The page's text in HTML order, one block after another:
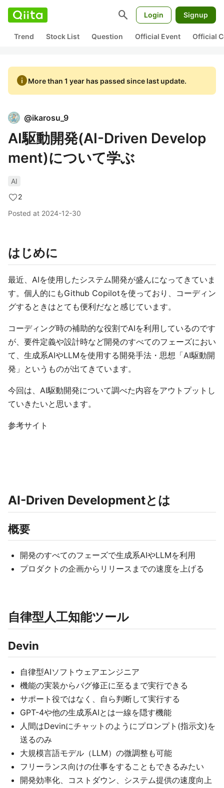
search Login Signup
Trend Stock List Question Official Event Official
infoMore than 1 year has passed since last update.
@ikarosu_9
AI駆動開発(AI-Driven Develop
ment)について学ぶ
AI
2
Posted at 2024-12-30
はじめに
最近、AIを使用したシステム開発が盛んになってきていま
す。個人的にもGithub Copilotを使っており、コーディン
グするときはとても便利だなと感じています。
コーディング時の補助的な役割でAIを利用しているのです
が、要件定義や設計時など開発のすべてのフェーズにおい
て、生成系AIやLLMを使用する開発手法・思想「AI駆動開
発」というものが出てきています。
今回は、AI駆動開発について調べた内容をアウトプットし
ていきたいと思います。
参考サイト
AI-Driven Developmentとは
概要
開発のすべてのフェーズで生成系AIやLLMを利用
プロダクトの企画からリリースまでの速度を上げる
自律型人工知能ツール
Devin
自律型AIソフトウェアエンジニア
機能の実装からバグ修正に至るまで実行できる
サポート役ではなく、自ら判断して実行する
GPT-4や他の生成系AIとは一線を隠す機能
人間はDevinにチャットのようにプロンプト(指示文)を
送るのみ
大規模言語モデル（LLM）の微調整も可能
フリーランス向けの仕事をすることもできるみたい
開発効率化、コストダウン、システム提供の速度向上